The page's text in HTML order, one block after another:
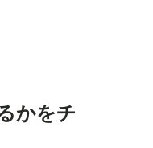
かをチ